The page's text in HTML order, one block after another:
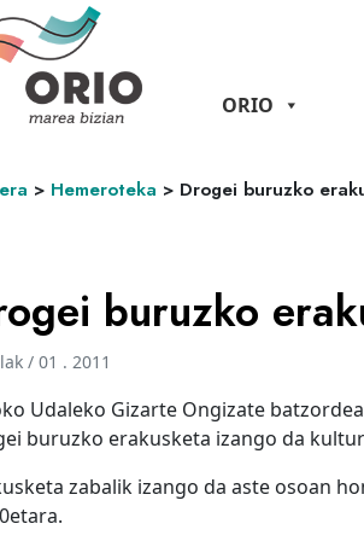
ORIO
> Hemeroteka > Drogei buruzko
buruzko
/ 01 . 2011
Udaleko Gizarte Ongizate
buruzko erakusketa izango da
zabalik izango da aste osoan